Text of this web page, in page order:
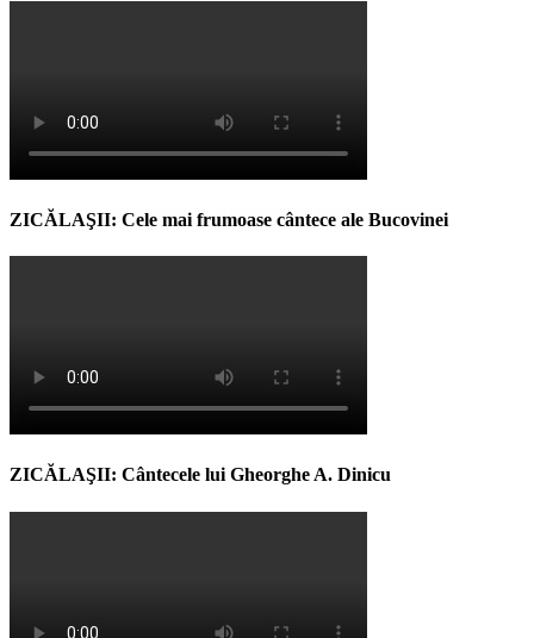
ZICĂLAŞII: Cele mai frumoase cântece ale Bucovinei
ZICĂLAŞII: Cântecele lui Gheorghe A. Dinicu